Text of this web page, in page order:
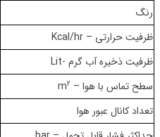
رنگ
ظرفیت حرارتی – Kcal/hr
ظرفیت ذخیره آب گرم -Lit
سطح تماس با هوا – m 2
تعداد کانال عبور هوا